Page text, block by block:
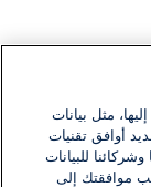
مثل بيانات
أوافق تقنيات
للبيانات
موافقتك إلى